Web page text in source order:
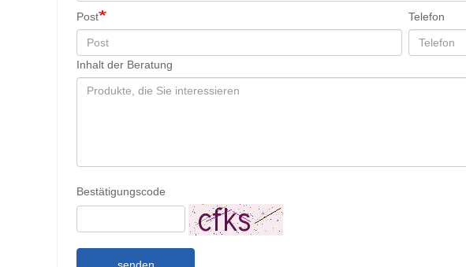
Post Telefon
Inhalt der Beratung
Bestätigungscode